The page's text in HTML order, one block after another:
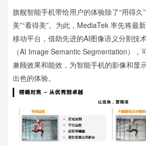
旗舰智能手机带给用户的体验除了“用得久
美”“看得美”。为此，MediaTek 率先将最
移动平台，借助先进的AI图像语义分割技
（AI Image Semantic Segmentation），
兼顾效果和能效，为智能手机的影像和显
出色的体验。